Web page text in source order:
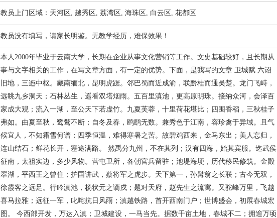
教员上门区域：天河区, 越秀区, 荔湾区, 海珠区, 白云区, 花都区
教员没有填写，请家长明鉴。无教学经历，难保效果！
本人2000年毕业于云南大学，长期在企业从事文化营销等工作。文史基础较好，且长期从
事与文字相关的工作，在写文章方面，有一定的优势。下面，是我写的文章 卫城赋 六诏
旧地，三迤中枢。藏南缅北，昆明虎踞。邻巴蜀而近成渝，联黔桂而通吴楚。龙门飞峙，
远眺九乡洞天；石林丛生，遥看双塔烟雨。五百里滇池，更高原明珠。接纳众河，会泽百
家成大观；流入一湖，至公天下若虚竹。九夏芙蓉，十里荷花堪比；四围香稻，三秋桂子
弗如。由夏至秋，鹭鹜不断；自冬及春，鸥鹞无数。兼秀色于江南，容珍禽于异域。且气
候宜人，不知霜雪何谱；四季恒温，难得寒暑之苦。故碧鸡西来，金马东出；美人忘归，
连山结石；鲜花长开，塞途满路。 然禹分九州，不在其列；汉有四海，始其宾服。迄武侯
征南，太祖实边，多少风物。营屯卫所，各朝官兵留驻；池堤海埂，历代移民修筑。金殿
翠湖，平西王之曾住；护国讲武，蔡将军之虎步。天下第一，孙髯翁之长联；古今无双，
徐霞客之远足。行吟滇池，杨状元之谪戍；题对天府，赵先生之流寓。又驼峰万里，飞越
喜马拉雅；远征一军，叱咤抗日风雨；滇越铁路，首开西南门户；世博盛会，初展春城宏
图。 今西部开发，万达入滇；卫城建设，一马当先。据数千亩土地，春城不二；拥逾万顷